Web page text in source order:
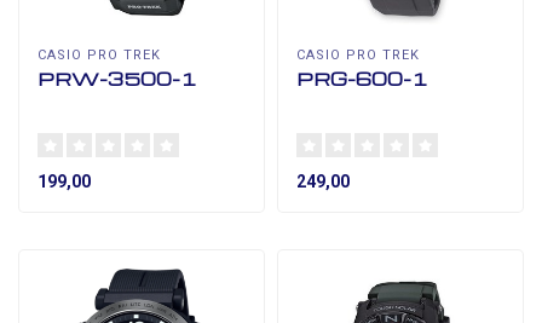
CASIO PRO TREK
PRW-3500-1
199,00
CASIO PRO TREK
PRG-600-1
249,00